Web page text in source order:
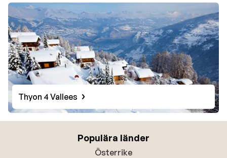
Thyon 4 Vallees
Populära länder
Österrike